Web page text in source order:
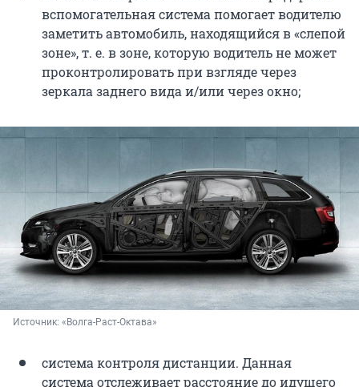
вспомогательная система помогает водителю
заметить автомобиль, находящийся в «слепой
зоне», т. е. в зоне, которую водитель не может
проконтролировать при взгляде через
зеркала заднего вида и/или через окно;
Источник: «Волга-Раст-Октава»
система контроля дистанции. Данная
система отслеживает расстояние до идущего